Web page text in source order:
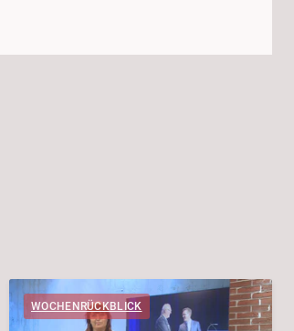
WOCHENRÜCKBLICK